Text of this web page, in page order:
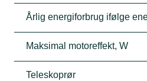
Årlig energiforbrug ifølge
Maksimal motoreffekt, W
Teleskoprør